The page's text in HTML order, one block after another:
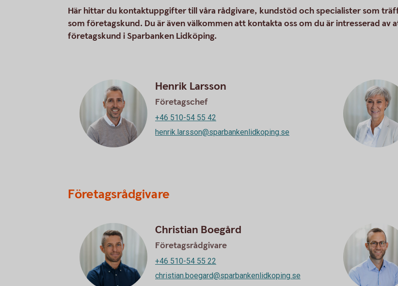
Här hittar du kontaktuppgifter till våra rådgivare, kundstöd och specialister som
som företagskund. Du är även välkommen att kontakta oss om du är intresserad av
företagskund i Sparbanken Lidköping.
Henrik Larsson
Företagschef
+46 510-54 55 42
henrik.larsson@sparbankenlidkoping.se
Företagsrådgivare
Christian Boegård
Företagsrådgivare
+46 510-54 55 22
christian.boegard@sparbankenlidkoping.se